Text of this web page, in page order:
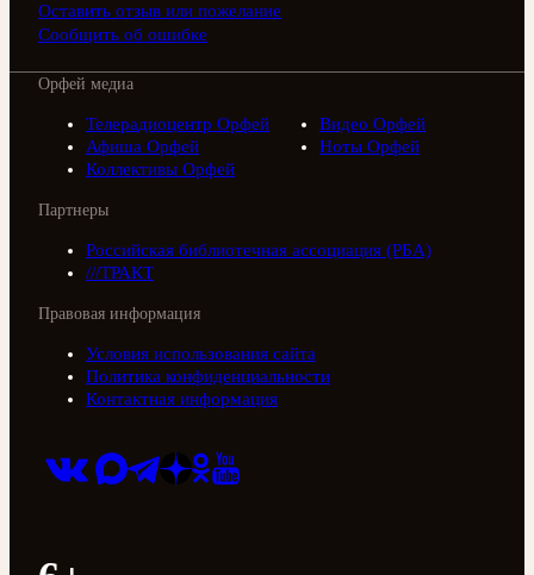
Оставить отзыв или пожелание
Сообщить об ошибке
Орфей медиа
Телерадиоцентр Орфей
Видео Орфей
Афиша Орфей
Ноты Орфей
Коллективы Орфей
Партнеры
Российская библиотечная ассоциация (РБА)
///ТРАКТ
Правовая информация
Условия использования сайта
Политика конфиденциальности
Контактная информация